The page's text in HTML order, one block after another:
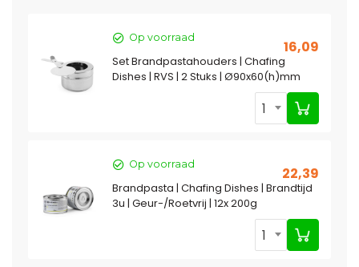
Op voorraad
16,09
Set Brandpastahouders | Chafing
Dishes | RVS | 2 Stuks | Ø90x60(h)mm
1
Op voorraad
22,39
Brandpasta | Chafing Dishes | Brandtijd
3u | Geur-/Roetvrij | 12x 200g
1